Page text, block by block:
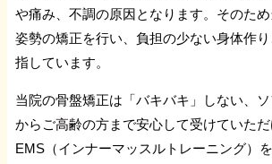
や痛み、不調の原因となります。そのた
姿勢の矯正を行い、負担の少ない身体作
指しています。
当院の骨盤矯正は「バキバキ」しない、
からご高齢の方まで安心して受けていた
EMS（インナーマッスルトレーニング）